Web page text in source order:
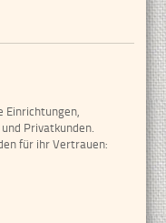
Einrichtungen,
Privatkunden.
für ihr Vertrauen: